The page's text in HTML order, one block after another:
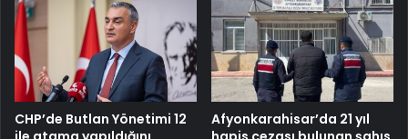
CHP’de Butlan Yönetimi 12
Afyonkarahisar’da 21 yıl